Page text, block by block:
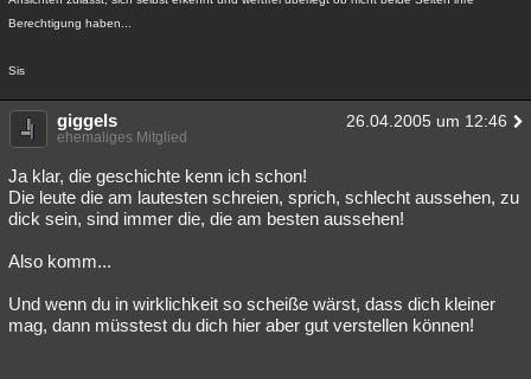
Berechtigung haben...
Sis
giggels 26.04.2005 um 12:46
ehemaliges Mitglied
Ja klar, die geschichte kenn ich schon!
Die leute die am lautesten schreien, sprich, schlecht aussehen, zu
dick sein, sind immer die, die am besten aussehen!
Also komm...
Und wenn du in wirklichkeit so scheiße wärst, dass dich kleiner
mag, dann müsstest du dich hier aber gut verstellen können!